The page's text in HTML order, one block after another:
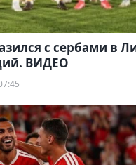
с сербами в
ВИДЕО